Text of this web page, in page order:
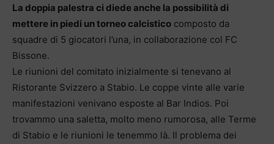
La doppia palestra ci diede anche la possibilità di
mettere in piedi un torneo calcistico composto da
squadre di 5 giocatori l’una, in collaborazione col FC
Bissone.
Le riunioni del comitato inizialmente si tenevano al
Ristorante Svizzero a Stabio. Le coppe vinte alle varie
manifestazioni venivano esposte al Bar Indios. Poi
trovammo una saletta, molto meno rumorosa, alle Terme
di Stabio e le riunioni le tenemmo là. Il problema dei